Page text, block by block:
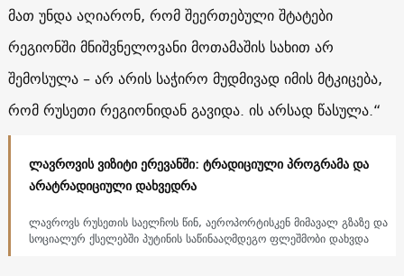
მათ უნდა აღიარონ, რომ შეერთებული შტატები
რეგიონში მნიშვნელოვანი მოთამაშის სახით არ
შემოსულა – არ არის საჭირო მუდმივად იმის მტკიცება,
რომ რუსეთი რეგიონიდან გავიდა. ის არსად წასულა.“
ლავროვის ვიზიტი ერევანში: ტრადიციული პროგრამა და
არატრადიციული დახვედრა
ლავროვს რუსეთის საელჩოს წინ, აეროპორტისკენ მიმავალ გზაზე და
სოციალურ ქსელებში პუტინის საწინააღმდეგო ფლეშმობი დახვდა